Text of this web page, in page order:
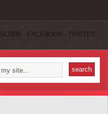
FACEBOOK TWITTER